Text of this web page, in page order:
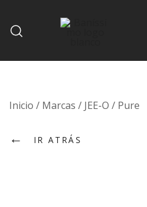
content
Baníssimo
Fine bath design
Inicio / Marcas / JEE-O / Pure
← IR ATRÁS